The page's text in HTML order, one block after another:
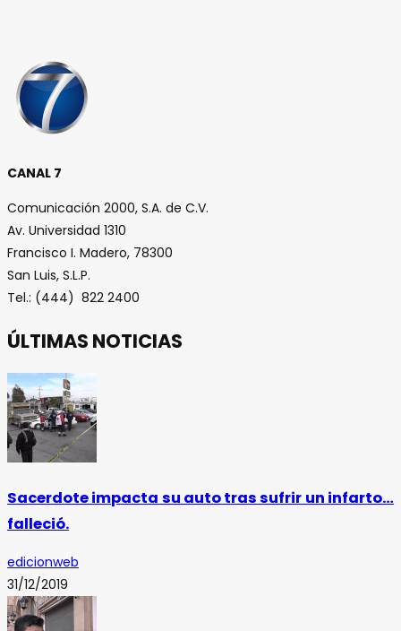
CANAL 7
Comunicación 2000, S.A. de C.V.
Av. Universidad 1310
Francisco I. Madero, 78300
San Luis, S.L.P.
Tel.: (444) 822 2400
ÚLTIMAS NOTICIAS
Sacerdote impacta su auto tras sufrir un infarto…
falleció.
edicionweb
31/12/2019